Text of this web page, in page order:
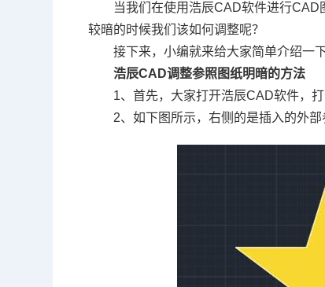
当我们在使用浩辰CAD软件进行CAD
较暗的时候我们该如何调整呢？
接下来，小编就来给大家简单介绍一
浩辰CAD调整参照图纸明暗的方法
1、首先，大家打开浩辰CAD软件，
2、如下图所示，右侧的是插入的外部